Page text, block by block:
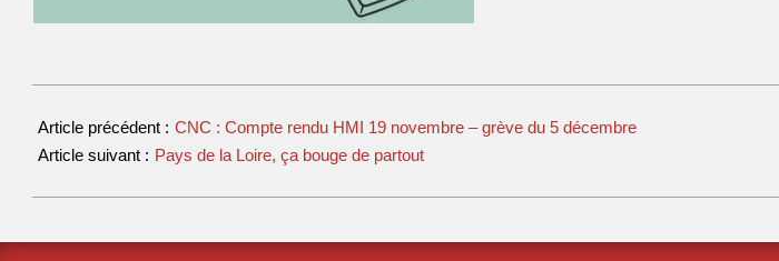
Article précédent : CNC : Compte rendu HMI 19 novembre – grève du 5 décembre
Article suivant : Pays de la Loire, ça bouge de partout